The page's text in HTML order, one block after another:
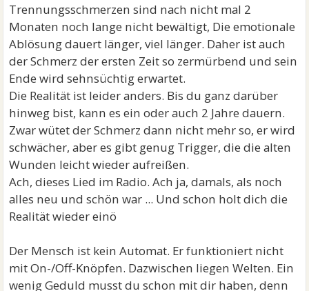
Trennungsschmerzen sind nach nicht mal 2
Monaten noch lange nicht bewältigt, Die emotionale
Ablösung dauert länger, viel länger. Daher ist auch
der Schmerz der ersten Zeit so zermürbend und sein
Ende wird sehnsüchtig erwartet.
Die Realität ist leider anders. Bis du ganz darüber
hinweg bist, kann es ein oder auch 2 Jahre dauern.
Zwar wütet der Schmerz dann nicht mehr so, er wird
schwächer, aber es gibt genug Trigger, die die alten
Wunden leicht wieder aufreißen.
Ach, dieses Lied im Radio. Ach ja, damals, als noch
alles neu und schön war ... Und schon holt dich die
Realität wieder einö
Der Mensch ist kein Automat. Er funktioniert nicht
mit On-/Off-Knöpfen. Dazwischen liegen Welten. Ein
wenig Geduld musst du schon mit dir haben, denn